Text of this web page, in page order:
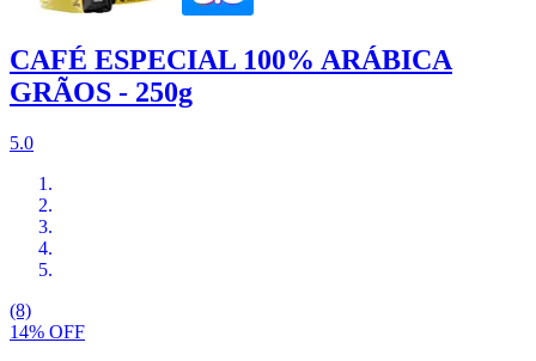
CAFÉ ESPECIAL 100% ARÁBICA
GRÃOS - 250g
5.0
(8)
14% OFF